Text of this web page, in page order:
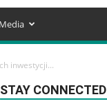
Media
inwestycji...
STAY CONNECTED